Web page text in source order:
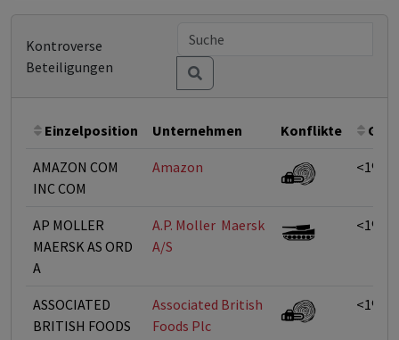
Kontroverse
Beteiligungen
Einzelposition Unternehmen Konflikte
AMAZON COM
INC COM
Amazon <1%
AP MOLLER
MAERSK AS ORD
A
A.P. Moller  Maersk
A/S
<1%
ASSOCIATED
BRITISH FOODS
Associated British
Foods Plc
<1%